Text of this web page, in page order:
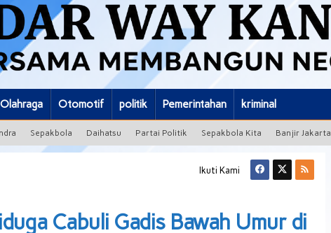
Olahraga Otomotif politik Pemerintahan kriminal
Sepakbola Daihatsu Partai Politik Sepakbola Kita Banjir Jakarta
Ikuti Kami
Cabuli Gadis Bawah Umur di